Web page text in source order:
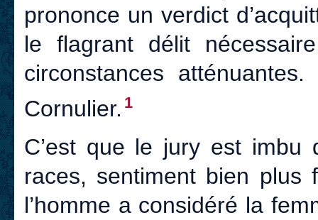
prononce un verdict
le flagrant délit
circonstances
Cornulier. 1
C’est que le jury est imbu
races, sentiment bien
l’homme a considéré la